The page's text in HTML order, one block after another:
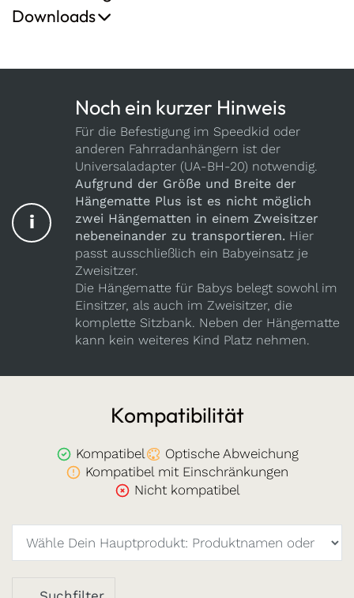
Downloads
i
Noch ein kurzer Hinweis
Für die Befestigung im Speedkid oder
anderen Fahrradanhängern ist der
Universaladapter (UA-BH-20) notwendig.
Aufgrund der Größe und Breite der
Hängematte Plus ist es nicht möglich
zwei Hängematten in einem Zweisitzer
nebeneinander zu transportieren. Hier
passt ausschließlich ein Babyeinsatz je
Zweisitzer.
Die Hängematte für Babys belegt sowohl im
Einsitzer, als auch im Zweisitzer, die
komplette Sitzbank. Neben der Hängematte
kann kein weiteres Kind Platz nehmen.
Kompatibilität
Kompatibel
Optische Abweichung
Kompatibel mit Einschränkungen
Nicht kompatibel